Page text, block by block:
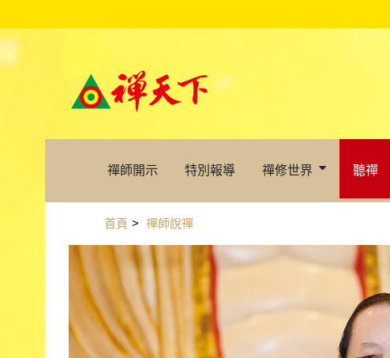
禪師開示 特別報導 禪修世界 聽禪
首頁 > 禪師說禪